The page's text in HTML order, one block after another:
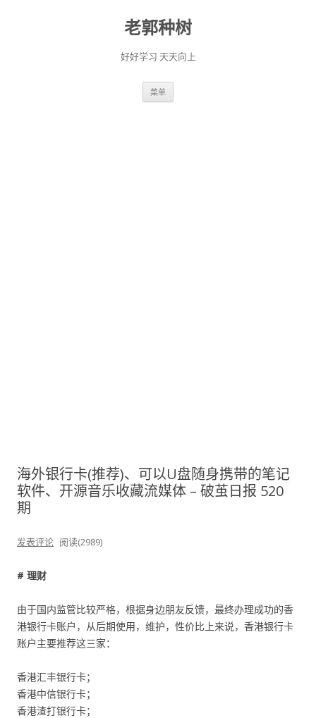
老郭种树
好好学习 天天向上
菜单
海外银行卡(推荐)、可以U盘随身携带的笔记
软件、开源音乐收藏流媒体 – 破茧日报 520
期
发表评论 阅读(2989)
# 理财
由于国内监管比较严格，根据身边朋友反馈，最终办理成功的香
港银行卡账户，从后期使用，维护，性价比上来说，香港银行卡
账户主要推荐这三家：
香港汇丰银行卡；
香港中信银行卡；
香港渣打银行卡；